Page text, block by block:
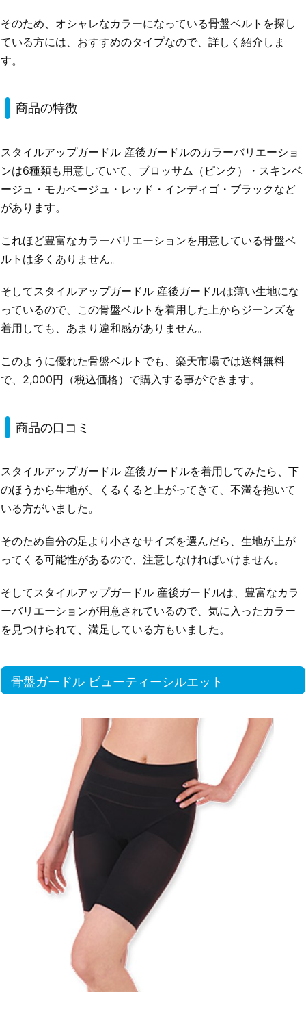
そのため、オシャレなカラーになっている骨盤ベルトを探し
ている方には、おすすめのタイプなので、詳しく紹介しま
す。
商品の特徴
スタイルアップガードル 産後ガードルのカラーバリエーショ
ンは6種類も用意していて、ブロッサム（ピンク）・スキンベ
ージュ・モカベージュ・レッド・インディゴ・ブラックなど
があります。
これほど豊富なカラーバリエーションを用意している骨盤ベ
ルトは多くありません。
そしてスタイルアップガードル 産後ガードルは薄い生地にな
っているので、この骨盤ベルトを着用した上からジーンズを
着用しても、あまり違和感がありません。
このように優れた骨盤ベルトでも、楽天市場では送料無料
で、2,000円（税込価格）で購入する事ができます。
商品の口コミ
スタイルアップガードル 産後ガードルを着用してみたら、下
のほうから生地が、くるくると上がってきて、不満を抱いて
いる方がいました。
そのため自分の足より小さなサイズを選んだら、生地が上が
ってくる可能性があるので、注意しなければいけません。
そしてスタイルアップガードル 産後ガードルは、豊富なカラ
ーバリエーションが用意されているので、気に入ったカラー
を見つけられて、満足している方もいました。
骨盤ガードル ビューティーシルエット